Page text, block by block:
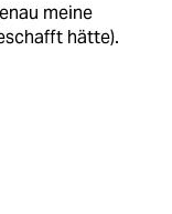
meine
hätte).